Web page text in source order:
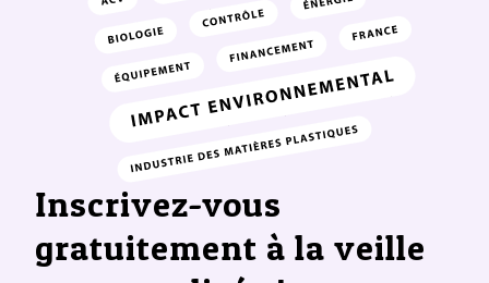
Inscrivez-vous
gratuitement à la veille